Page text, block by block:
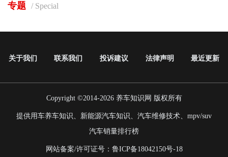
专题 / Special
关于我们 联系我们 投诉建议 法律声明 最近更新
Copyright ©2014-2026 养车知识网 版权所有
提供用车养车知识、新能源汽车知识、汽车维修技术、mpv/suv
汽车销量排行榜
网站备案/许可证号： 鲁ICP备18042150号-18